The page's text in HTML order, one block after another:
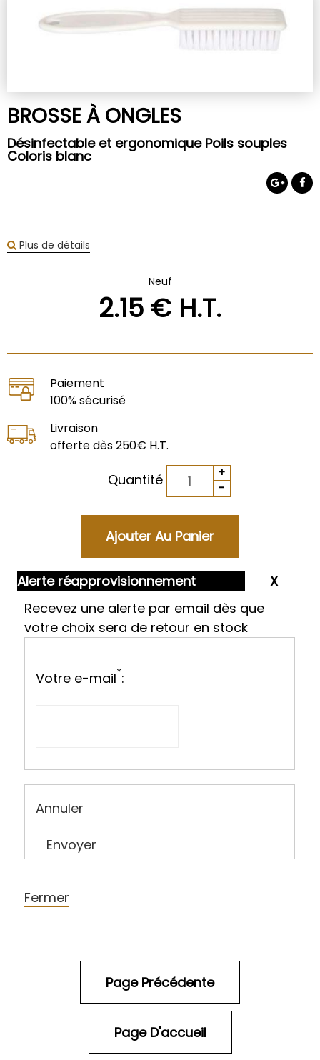
BROSSE À ONGLES
Désinfectable et ergonomique Poils souples
Coloris blanc
Plus de détails
Neuf
2.15 € H.T.
Paiement
100% sécurisé
Livraison
offerte dès 250€ H.T.
Quantité
Alerte réapprovisionnement
Recevez une alerte par email dès que
votre choix sera de retour en stock
Votre e-mail*:
Annuler
Envoyer
Fermer